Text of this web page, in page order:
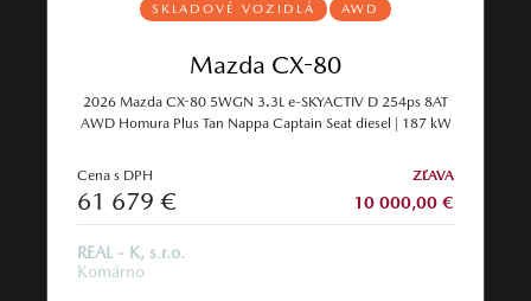
SKLADOVÉ VOZIDLÁ AWD
Mazda CX-80
2026 Mazda CX-80 5WGN 3.3L e-SKYACTIV D 254ps 8AT
AWD Homura Plus Tan Nappa Captain Seat diesel | 187 kW
Cena s DPH
61 679 €
ZĽAVA
10 000,00 €
REAL - K, s.r.o.
Komárno